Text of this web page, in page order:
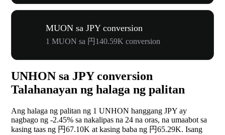
MUON sa JPY conversion
1 MUON sa 円140.59K conversion
UNHON sa JPY conversion
Talahanayan ng halaga ng palitan
Ang halaga ng palitan ng 1 UNHON hanggang JPY ay
nagbago ng -2.45% sa nakalipas na 24 na oras, na umaabot sa
kasing taas ng 円67.10K at kasing baba ng 円65.29K. Isang